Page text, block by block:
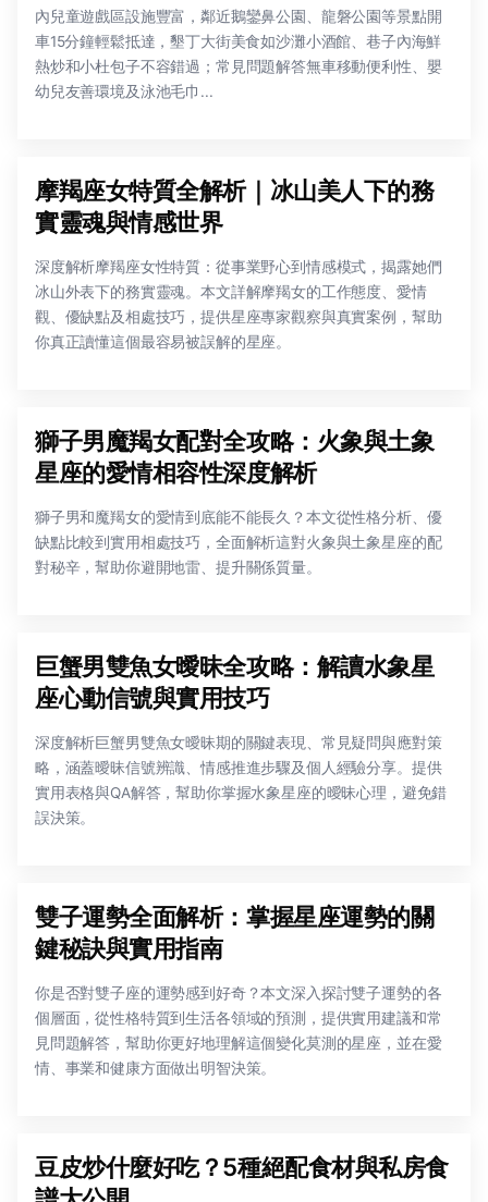
內兒童遊戲區設施豐富，鄰近鵝鑾鼻公園、龍磐公園等景點開
車15分鐘輕鬆抵達，墾丁大街美食如沙灘小酒館、巷子內海鮮
熱炒和小杜包子不容錯過；常見問題解答無車移動便利性、嬰
幼兒友善環境及泳池毛巾...
摩羯座女特質全解析｜冰山美人下的務
實靈魂與情感世界
深度解析摩羯座女性特質：從事業野心到情感模式，揭露她們
冰山外表下的務實靈魂。本文詳解摩羯女的工作態度、愛情
觀、優缺點及相處技巧，提供星座專家觀察與真實案例，幫助
你真正讀懂這個最容易被誤解的星座。
獅子男魔羯女配對全攻略：火象與土象
星座的愛情相容性深度解析
獅子男和魔羯女的愛情到底能不能長久？本文從性格分析、優
缺點比較到實用相處技巧，全面解析這對火象與土象星座的配
對秘辛，幫助你避開地雷、提升關係質量。
巨蟹男雙魚女曖昧全攻略：解讀水象星
座心動信號與實用技巧
深度解析巨蟹男雙魚女曖昧期的關鍵表現、常見疑問與應對策
略，涵蓋曖昧信號辨識、情感推進步驟及個人經驗分享。提供
實用表格與QA解答，幫助你掌握水象星座的曖昧心理，避免錯
誤決策。
雙子運勢全面解析：掌握星座運勢的關
鍵秘訣與實用指南
你是否對雙子座的運勢感到好奇？本文深入探討雙子運勢的各
個層面，從性格特質到生活各領域的預測，提供實用建議和常
見問題解答，幫助你更好地理解這個變化莫測的星座，並在愛
情、事業和健康方面做出明智決策。
豆皮炒什麼好吃？5種絕配食材與私房食